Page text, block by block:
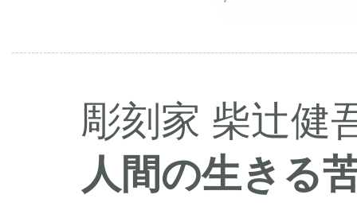
彫刻家 柴辻健
人間の生きる